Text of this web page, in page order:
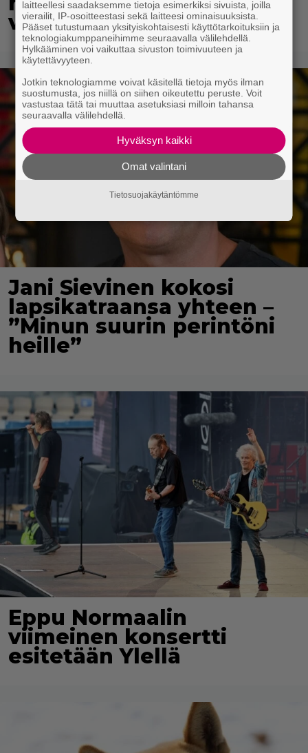
virnistyksiä laiturilla
Jani Sievinen kokosi
lapsikatraansa yhteen –
”Minun suurin perintöni
heille”
Eppu Normaalin
viimeinen konsertti
esitetään Ylellä
laitteellesi saadaksemme tietoja esimerkiksi sivuista, joilla
vierailit, IP-osoitteestasi sekä laitteesi ominaisuuksista.
Pääset tutustumaan yksityiskohtaisesti käyttötarkoituksiin ja
teknologiakumppaneihimme seuraavalla välilehdellä.
Hylkääminen voi vaikuttaa sivuston toimivuuteen ja
käytettävyyteen.
Jotkin teknologiamme voivat käsitellä tietoja myös ilman
suostumusta, jos niillä on siihen oikeutettu peruste. Voit
vastustaa tätä tai muuttaa asetuksiasi milloin tahansa
seuraavalla välilehdellä.
Hyväksyn kaikki
Omat valintani
Tietosuojakäytäntömme